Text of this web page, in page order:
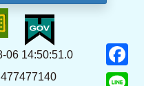
06 14:50:51.0